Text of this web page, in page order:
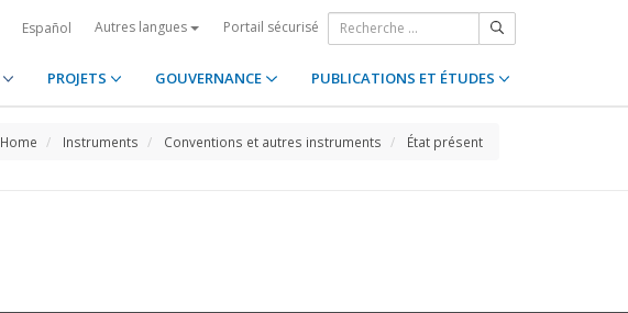
Español Autres langues Portail sécurisé
PROJETS GOUVERNANCE PUBLICATIONS ET ÉTUDES
Home Instruments Conventions et autres instruments État présent